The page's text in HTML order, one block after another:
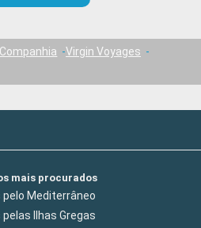
Companhia
Virgin Voyages
mais procurados
pelo Mediterrâneo
Ilhas Gregas